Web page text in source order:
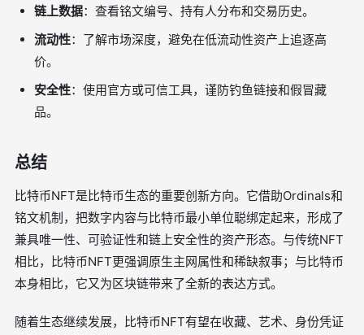
链上数据：查看铭文编号、持有人分布和交易历史。
流动性：了解市场深度，避免在低流动性资产上追逐高
价。
安全性：使用官方或可信工具，谨防钓鱼链接和假冒藏
品。
总结
比特币NFT是比特币生态的重要创新方向。它借助Ordinals和
铭文机制，把数字内容与比特币最小单位聪绑定起来，形成了
兼具唯一性、可验证性和链上安全性的资产形态。与传统NFT
相比，比特币NFT更强调原生主网属性和稀缺叙事；与比特币
本身相比，它又为区块链带来了全新的表达方式。
随着生态继续发展，比特币NFT有望在收藏、艺术、身份凭证